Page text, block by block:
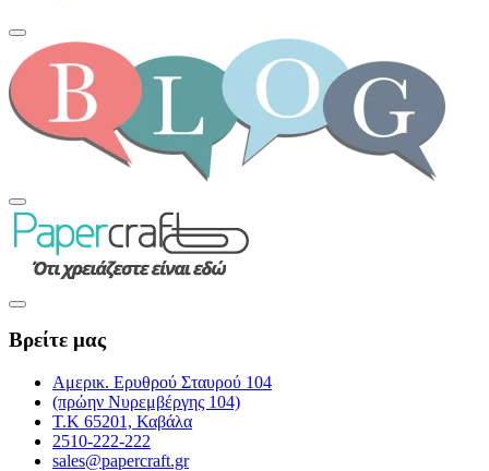
Βρείτε μας
Αμερικ. Ερυθρού Σταυρού 104
(πρώην Νυρεμβέργης 104)
Τ.Κ 65201, Καβάλα
2510-222-222
sales@papercraft.gr